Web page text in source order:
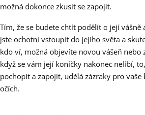
možná dokonce zkusit se zapojit.
Tím, že se budete chtít podělit o její vášně
jste ochotni vstoupit do jejího světa a
kdo ví, možná objevíte novou vášeň nebo
když se vám její koníčky nakonec nelíbí,
pochopit a zapojit, udělá zázraky pro
očích.